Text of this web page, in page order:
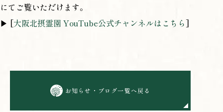
にてご覧いただけます。
▶ [大阪北摂霊園 YouTube公式チャンネルはこちら]
お知らせ・ブログ一覧へ戻る